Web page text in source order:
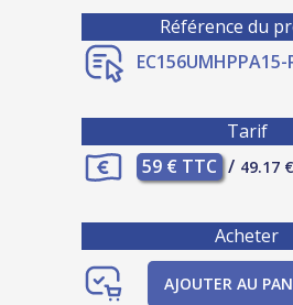
Référence du
EC156UMHPPA15-
Tarif
59 € TTC / 49.17
Acheter
AJOUTER AU